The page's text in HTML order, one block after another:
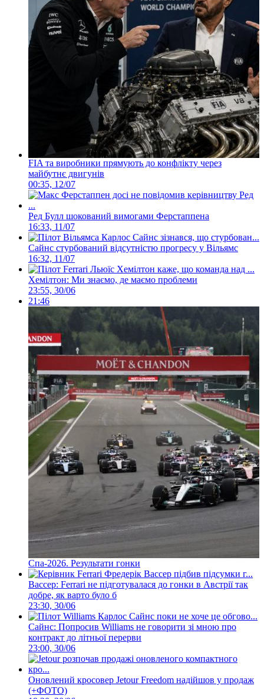
FIA та виробники прямують до конфлікту через
майбутнє двигунів
00:35, 12/07
Ред Булл шокований вимогами Ферстаппена
16:33, 11/07
Сайнс стурбований відсутністю прогресу у Вільямс
16:32, 11/07
Хемілтон: Ми знаємо, де маємо проблеми
23:55, 30/06
21:46
Спа-2026. Результати гонки
Вассер: Ferrari не підготувалася до гонки в Австрії так
добре, як варто було б
23:30, 30/06
Сайнс: Попросив Williams не говорити зі мною про
контракт до літньої перерви
23:00, 30/06
Оновлений кросовер Jetour Freedom надійшов у продаж
(+ФОТО)